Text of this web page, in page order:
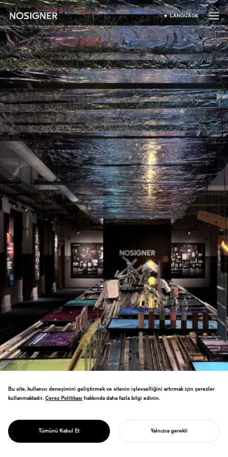
ANA SAYFA
DIL SEÇIN
LANGUAGE
PROJECT
100 YIL İÇİN
TASARIMLAR
Gelecek yüzyıl için tasarım sergisi. Yarın
aracılığıyla toplumsal dönüşümü
Bu site, kullanıcı deneyimini geliştirmek ve sitenin işlevselliğini artırmak için çerezler
kullanmaktadır. Çerez Politikası
Çerez Politikası hakkında daha fazla bilgi edinin.
Tümünü Kabul Et Yalnızca gerekli